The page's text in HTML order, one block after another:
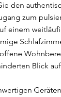
den
zum
einem
Blick